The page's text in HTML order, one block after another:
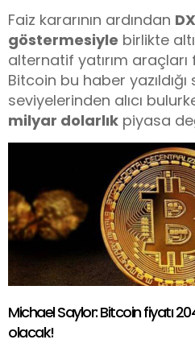
Faiz kararının ardından
göstermesiyle birlikte
alternatif yatırım
Bitcoin bu haber
seviyelerinden alıcı
milyar dolarlık piyasa
Michael Saylor: Bitcoin fiyatı
olacak!